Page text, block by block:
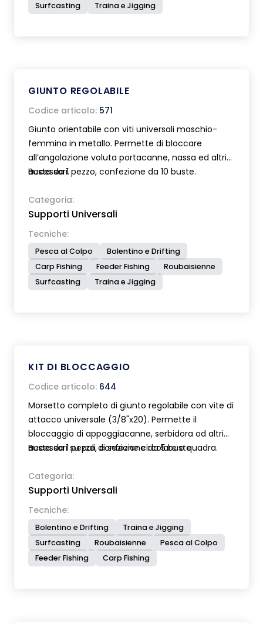
Surfcasting
Traina e Jigging
GIUNTO REGOLABILE
Codice articolo: 571
Giunto orientabile con viti universali maschio-
femmina in metallo. Permette di bloccare
all’angolazione voluta portacanne, nassa ed altri
accessori.
Busta da 1 pezzo, confezione da 10 buste.
Categoria:
Supporti Universali
Tecniche:
Pesca al Colpo
Bolentino e Drifting
Carp Fishing
Feeder Fishing
Roubaisienne
Surfcasting
Traina e Jigging
KIT DI BLOCCAGGIO
Codice articolo: 644
Morsetto completo di giunto regolabile con vite di
attacco universale (3/8"x20). Permette il
bloccaggio di appoggiacanne, serbidora od altri
accessori su pali di sezione circolare o quadra.
Busta da 1 pezzo, confezione da 5 buste
Categoria:
Supporti Universali
Tecniche:
Bolentino e Drifting
Traina e Jigging
Surfcasting
Roubaisienne
Pesca al Colpo
Feeder Fishing
Carp Fishing